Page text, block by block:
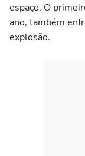
espaço. O
ano, também
explosão.